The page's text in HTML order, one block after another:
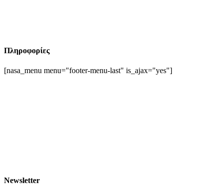
Πληροφορίες
[nasa_menu menu="footer-menu-last" is_ajax="yes"]
Newsletter